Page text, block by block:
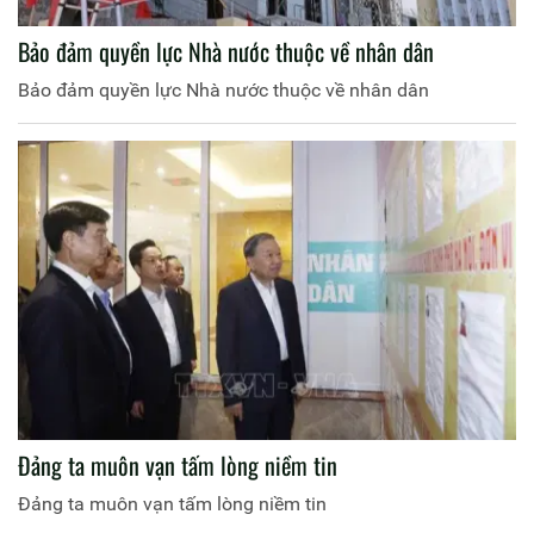
Bảo đảm quyền lực Nhà nước thuộc về nhân dân
Bảo đảm quyền lực Nhà nước thuộc về nhân dân
Đảng ta muôn vạn tấm lòng niềm tin
Đảng ta muôn vạn tấm lòng niềm tin